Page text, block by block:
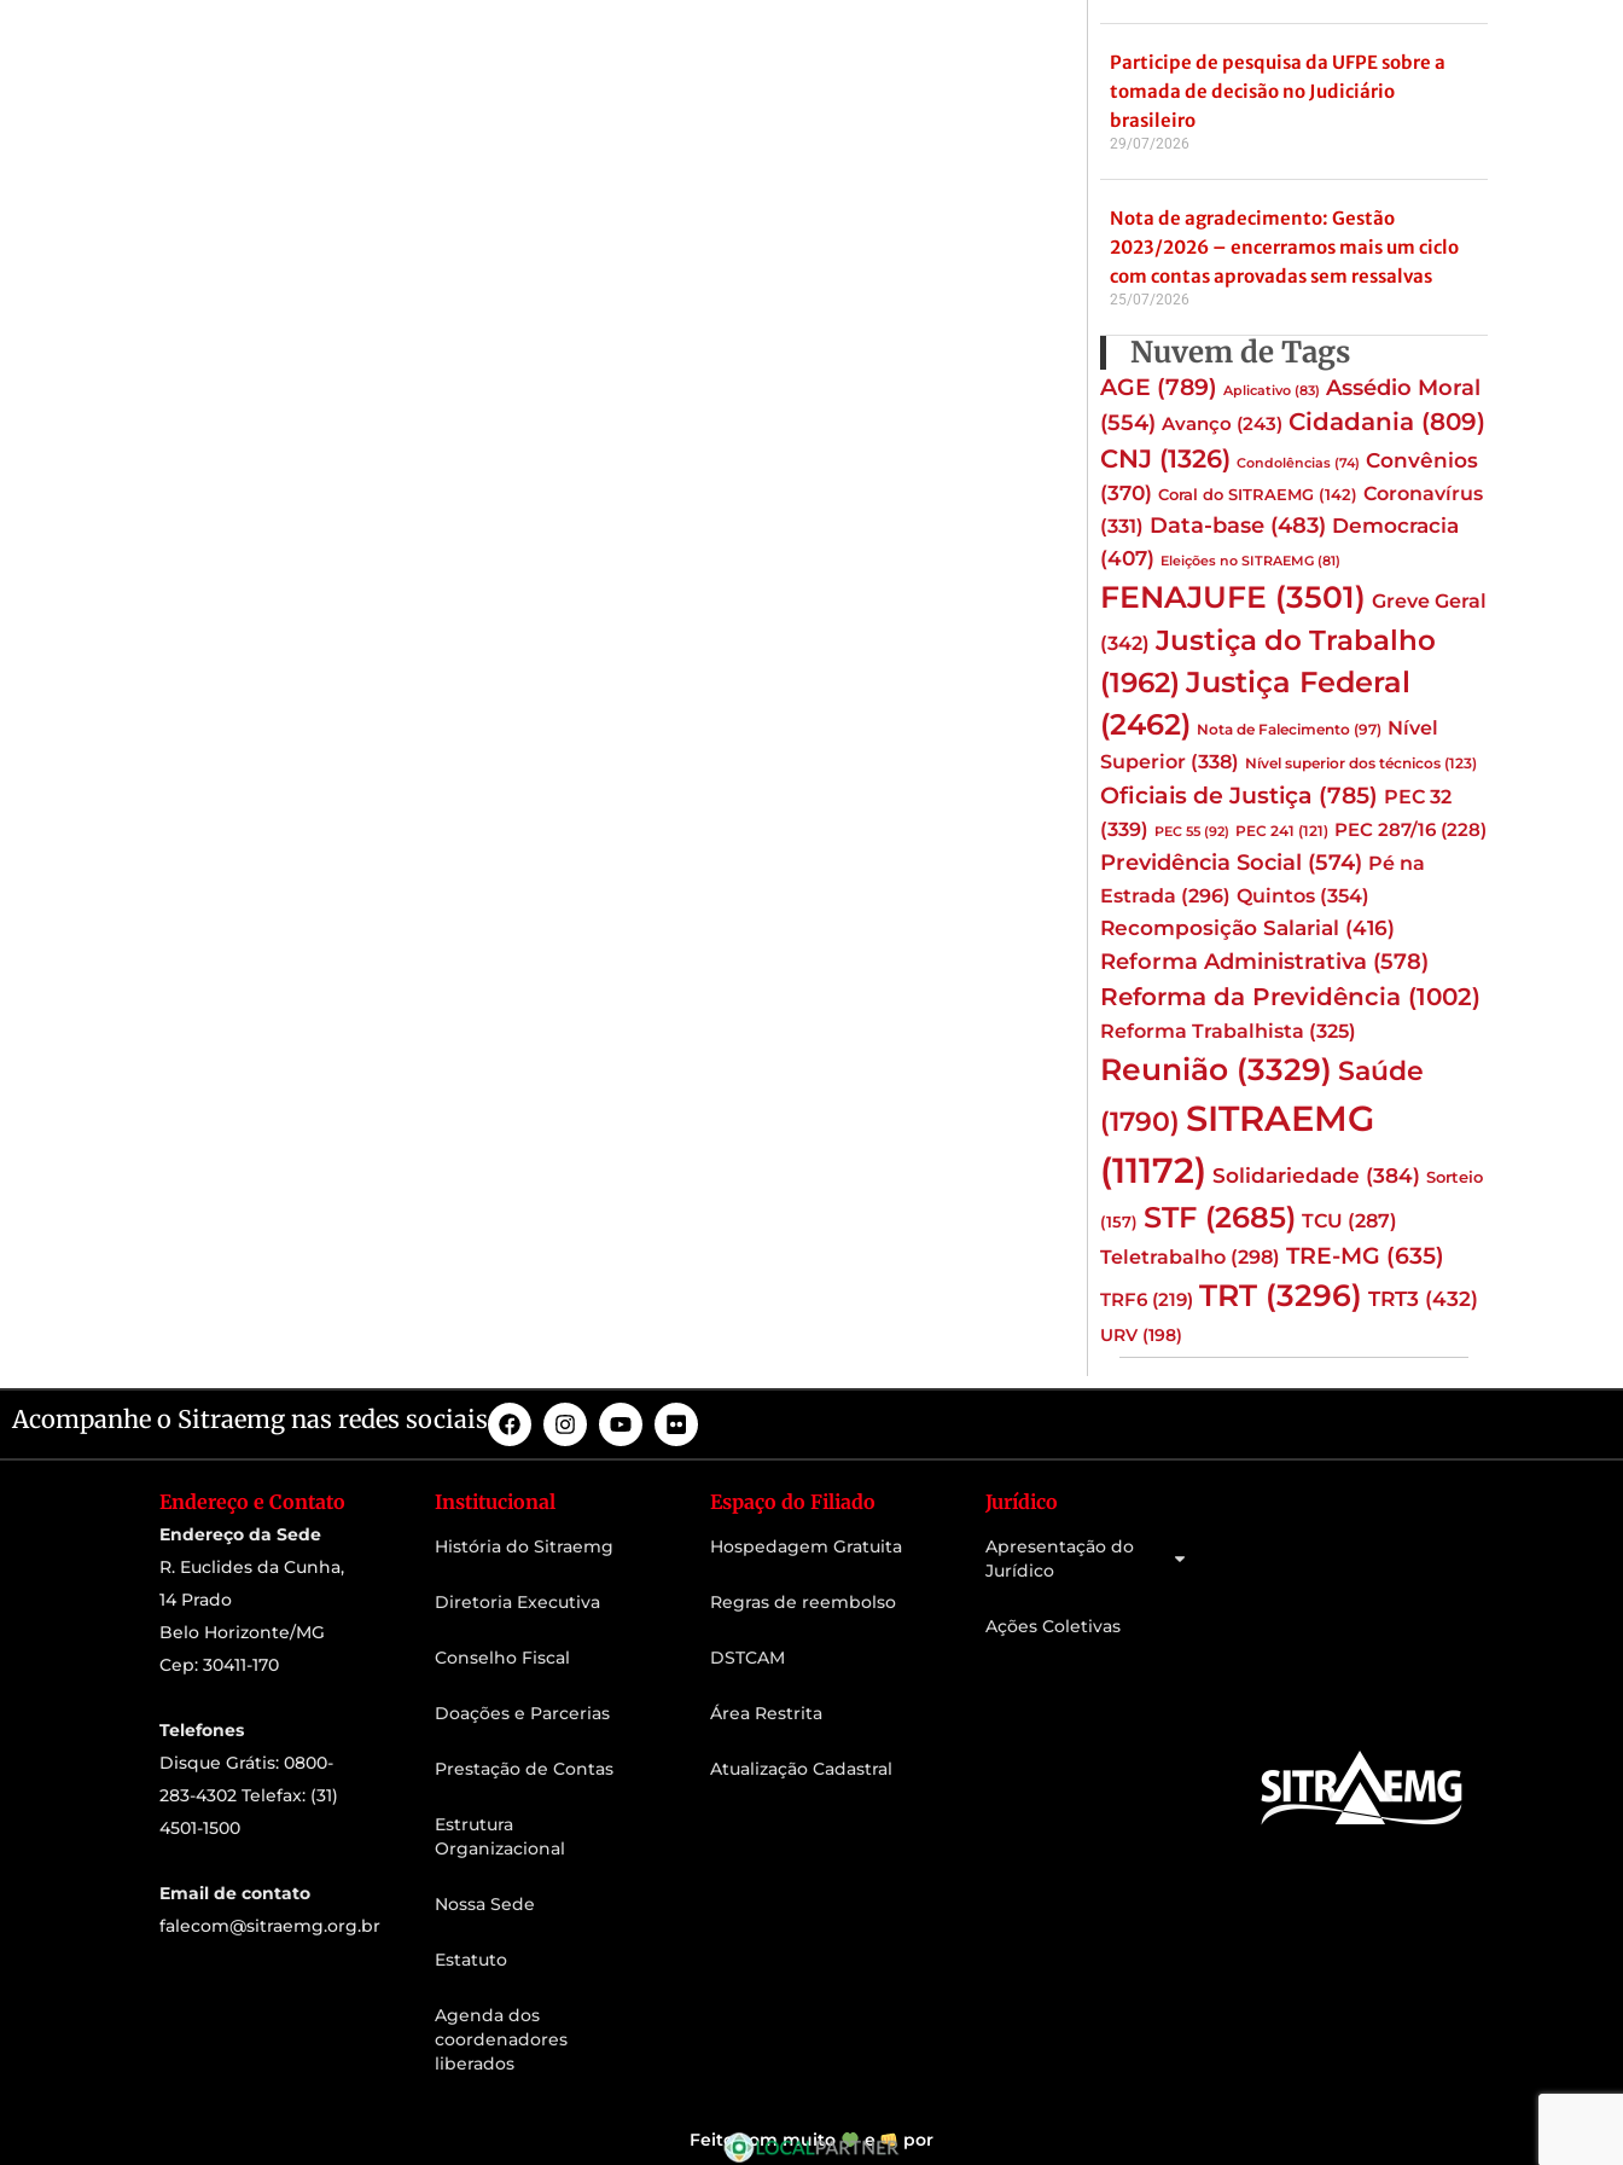
Participe de pesquisa da UFPE sobre a
tomada de decisão no Judiciário
brasileiro
29/07/2026
Nota de agradecimento: Gestão
2023/2026 – encerramos mais um ciclo
com contas aprovadas sem ressalvas
25/07/2026
Nuvem de Tags
AGE (789) Aplicativo (83) Assédio Moral
(554) Avanço (243) Cidadania (809)
CNJ (1326) Condolências (74) Convênios
(370) Coral do SITRAEMG (142) Coronavírus
(331) Data-base (483) Democracia
(407) Eleições no SITRAEMG (81)
FENAJUFE (3501) Greve Geral
(342) Justiça do Trabalho
(1962) Justiça Federal
(2462) Nota de Falecimento (97) Nível
Superior (338) Nível superior dos técnicos (123)
Oficiais de Justiça (785) PEC 32
(339) PEC 55 (92) PEC 241 (121) PEC 287/16 (228)
Previdência Social (574) Pé na
Estrada (296) Quintos (354)
Recomposição Salarial (416)
Reforma Administrativa (578)
Reforma da Previdência (1002)
Reforma Trabalhista (325)
Reunião (3329) Saúde
(1790) SITRAEMG
(11172) Solidariedade (384) Sorteio
(157) STF (2685) TCU (287)
Teletrabalho (298) TRE-MG (635)
TRF6 (219) TRT (3296) TRT3 (432)
URV (198)
Acompanhe o Sitraemg nas redes sociais
Endereço e Contato
Endereço da Sede
R. Euclides da Cunha,
14 Prado
Belo Horizonte/MG
Cep: 30411-170
Telefones
Disque Grátis: 0800-
283-4302 Telefax: (31)
4501-1500
Email de contato
falecom@sitraemg.org.br
Institucional
História do Sitraemg
Diretoria Executiva
Conselho Fiscal
Doações e Parcerias
Prestação de Contas
Estrutura
Organizacional
Nossa Sede
Estatuto
Agenda dos
coordenadores
liberados
Espaço do Filiado
Hospedagem Gratuita
Regras de reembolso
DSTCAM
Área Restrita
Atualização Cadastral
Jurídico
Apresentação do
Jurídico
Ações Coletivas
Feito com muito e por